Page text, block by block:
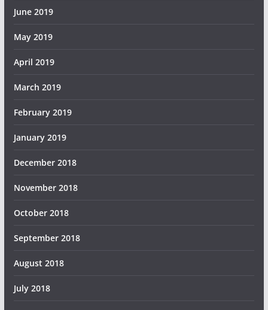
June 2019
May 2019
April 2019
March 2019
February 2019
January 2019
December 2018
November 2018
October 2018
September 2018
August 2018
July 2018